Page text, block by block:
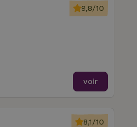
9,8/10
voir
8,1/10